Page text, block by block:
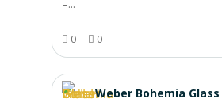
–...
0 0
Weber Bohemia Glass